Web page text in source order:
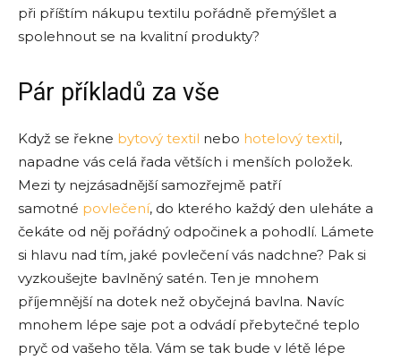
při příštím nákupu textilu pořádně přemýšlet a
spolehnout se na kvalitní produkty?
Pár příkladů za vše
Když se řekne bytový textil nebo hotelový textil,
napadne vás celá řada větších i menších položek.
Mezi ty nejzásadnější samozřejmě patří
samotné povlečení, do kterého každý den uleháte a
čekáte od něj pořádný odpočinek a pohodlí. Lámete
si hlavu nad tím, jaké povlečení vás nadchne? Pak si
vyzkoušejte bavlněný satén. Ten je mnohem
příjemnější na dotek než obyčejná bavlna. Navíc
mnohem lépe saje pot a odvádí přebytečné teplo
pryč od vašeho těla. Vám se tak bude v létě lépe